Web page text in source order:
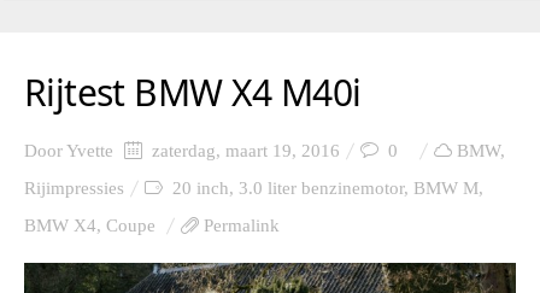
Rijtest BMW X4 M40i
DoorYvette zaterdag, maart 19, 2016 0 BMW,
Rijimpressies
20 inch, 3.0 liter benzinemotor, BMW M,
BMW X4, Coupe Permalink